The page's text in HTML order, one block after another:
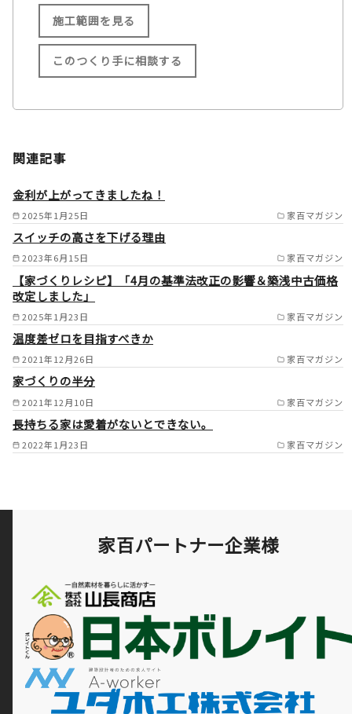
施工範囲を見る
施工範囲
町 /
このつくり手に相談する
関連記事
2025年1月25日 家百マガジン
金利が上がってきましたね！
2023年6月15日 家百マガジン
スイッチの高さを下げる理由
2025年1月23日 家百マガジン
【家づくりレシピ】「4月の基準法改正の影響＆築浅中古価格
改定しました」
2021年12月26日 家百マガジン
温度差ゼロを目指すべきか
2021年12月10日 家百マガジン
家づくりの半分
2022年1月23日 家百マガジン
長持ちる家は愛着がないとできない。
家百パートナー企業様